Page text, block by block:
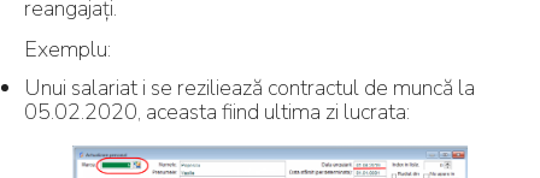
reangajați.
Exemplu:
Unui salariat i se reziliează contractul de muncă la
05.02.2020, aceasta fiind ultima zi lucrata: